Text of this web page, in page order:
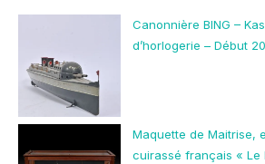
Canonnière BING –
d’horlogerie – Début
Maquette de Maitrise,
cuirassé français « Le